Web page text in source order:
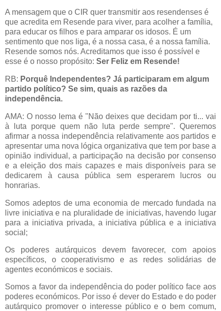
A mensagem que o CIR quer transmitir aos resendenses é
que acredita em Resende para viver, para acolher a família,
para educar os filhos e para amparar os idosos. É um
sentimento que nos liga, é a nossa casa, é a nossa família.
Resende somos nós. Acreditamos que isso é possível e
esse é o nosso propósito: Ser Feliz em Resende!
RB: Porquê Independentes? Já participaram em algum
partido político? Se sim, quais as razões da
independência.
AMA: O nosso lema é "Não deixes que decidam por ti... vai
à luta porque quem não luta perde sempre". Queremos
afirmar a nossa independência relativamente aos partidos e
apresentar uma nova lógica organizativa que tem por base a
opinião individual, a participação na decisão por consenso
e a eleição dos mais capazes e mais disponíveis para se
dedicarem à causa pública sem esperarem lucros ou
honrarias.
Somos adeptos de uma economia de mercado fundada na
livre iniciativa e na pluralidade de iniciativas, havendo lugar
para a iniciativa privada, a iniciativa pública e a iniciativa
social;
Os poderes autárquicos devem favorecer, com apoios
específicos, o cooperativismo e as redes solidárias de
agentes económicos e sociais.
Somos a favor da independência do poder político face aos
poderes económicos. Por isso é dever do Estado e do poder
autárquico promover o interesse público e o bem comum,